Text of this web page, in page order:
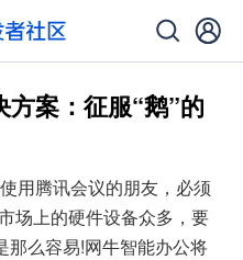
案：征服“鹅”的
用腾讯会议的朋友，必须
场上的硬件设备众多，要
那么容易!网牛智能办公将